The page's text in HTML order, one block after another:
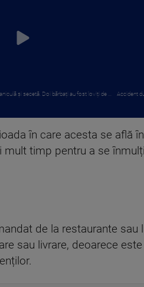
și secetă. Doi bărbați au fost loviți de ... Accident
în care acesta se află
timp pentru a se
de la restaurante
sau livrare, deoarece